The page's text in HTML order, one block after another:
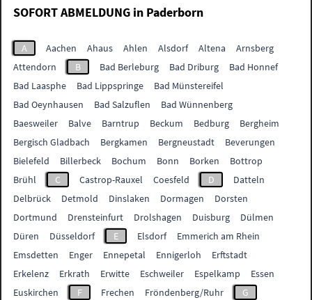
SOFORT ABMELDUNG in Paderborn
A Aachen Ahaus Ahlen Alsdorf Altena
Arnsberg
Attendorn
B Bad Berleburg Bad Driburg
Bad Honnef
Bad Laasphe
Bad Lippspringe
Bad Münstereifel
Bad Oeynhausen
Bad Salzuflen
Bad Wünnenberg
Baesweiler
Balve Barntrup Beckum Bedburg
Bergheim
Bergisch Gladbach
Bergkamen Bergneustadt
Beverungen
Bielefeld
Billerbeck Bochum Bonn Borken
Bottrop
Brühl
C Castrop-Rauxel Coesfeld D
Datteln
Delbrück
Detmold Dinslaken Dormagen
Dorsten
Dortmund
Drensteinfurt Drolshagen Duisburg
Dülmen
Düren
Düsseldorf E Elsdorf
Emmerich am Rhein
Emsdetten
Enger Ennepetal Ennigerloh
Erftstadt
Erkelenz
Erkrath Erwitte Eschweiler Espelkamp
Essen
Euskirchen
F Frechen Fröndenberg/Ruhr
G